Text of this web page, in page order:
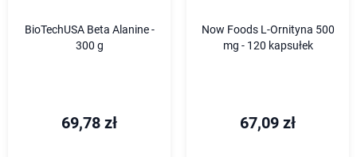
BioTechUSA Beta Alanine -
300 g
69,78 zł
Now Foods L-Ornityna 500
mg - 120 kapsułek
67,09 zł